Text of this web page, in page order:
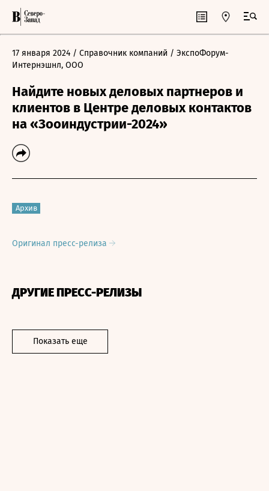
17 января 2024 / Справочник компаний / ЭкспоФорум-
Интернэшнл, ООО
Найдите новых деловых партнеров и
клиентов в Центре деловых контактов
на «Зооиндустрии-2024»
Архив
Оригинал пресс-релиза
ДРУГИЕ ПРЕСС-РЕЛИЗЫ
Показать еще